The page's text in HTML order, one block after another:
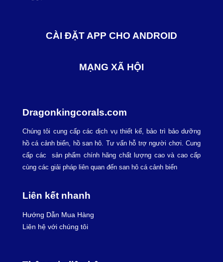
CÀI ĐẶT APP CHO ANDROID
MẠNG XÃ HỘI
Dragonkingcorals.com
Chúng tôi cung cấp các dịch vụ thiết kế, bảo trì bảo dưỡng
hồ cá cảnh biển, hồ san hô. Tư vấn hỗ trợ người chơi. Cung
cấp các sản phẩm chính hãng chất lượng cao và cao cấp
cùng các giải pháp liên quan đến san hô cá cảnh biển
Liên kết nhanh
Hướng Dẫn Mua Hàng
Liên hệ với chúng tôi